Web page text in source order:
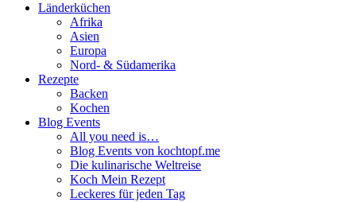
Länderküchen
Afrika
Asien
Europa
Nord- & Südamerika
Rezepte
Backen
Kochen
Blog Events
All you need is…
Blog Events von kochtopf.me
Die kulinarische Weltreise
Koch Mein Rezept
Leckeres für jeden Tag